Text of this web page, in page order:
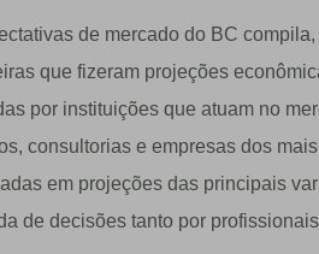
de mercado do BC
que fizeram projeções
por instituições que atuam no
consultorias e empresas dos
em projeções das principais
de decisões tanto por